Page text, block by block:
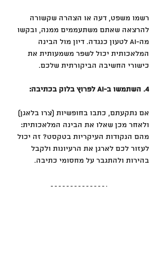
רשמו משפט, דעה או הצהרה שקשורה
להרצאה שאתם משתעממים ממנה, ובקשו
מה-AI לטעון כנגדה. דיון מול הבינה
המלאכותית יכול לשפר משמעותית את
כישורי החשיבה הביקורתית שלכם.
4. השתמשו ב-AI לפרוץ בלוק בכתיבה:
אם נתקעתם, כתבו בחופשיות (צרו בלאגן)
ולאחר מכן שאלו את הבינה המלאכותית:
מהם הנקודות העיקריות בטקסט? זה יכול
לעזור לכם לארגן את הרעיונות ולקבל
בהירות ולהתגבר על מחסומי כתיבה.